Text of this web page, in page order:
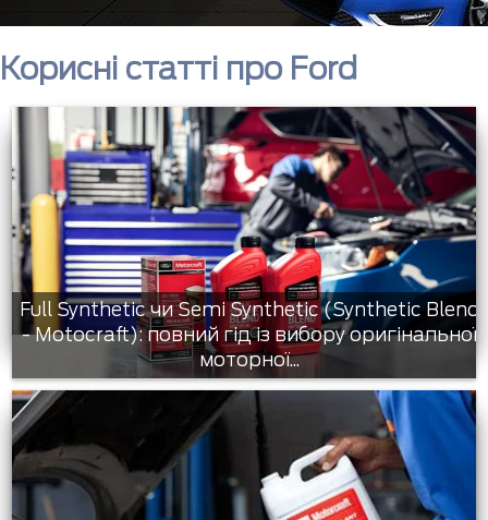
Корисні статті про Ford
Full Synthetic чи Semi Synthetic (Synthetic Blend
- Motocraft): повний гід із вибору оригінальної
моторної...